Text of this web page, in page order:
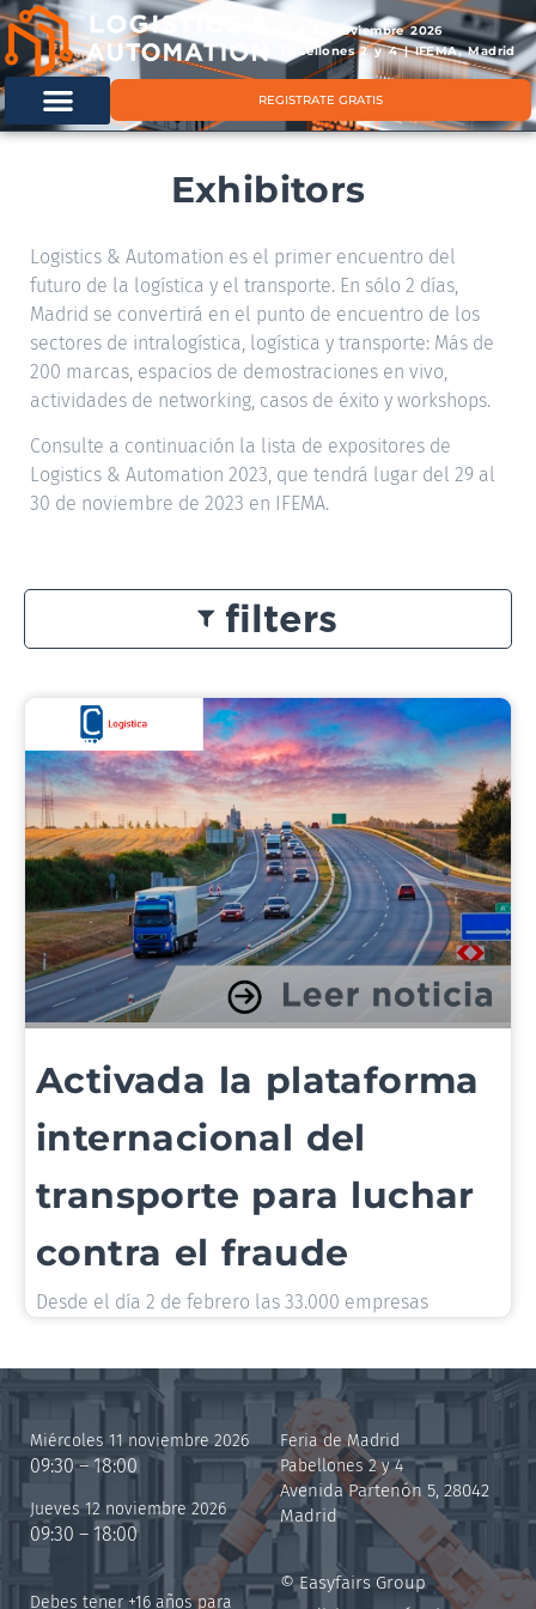
11 & 12 noviembre 2026
Pabellones 2 y 4 | IFEMA, Madrid
REGISTRATE GRATIS
Exhibitors
Logistics & Automation es el primer encuentro del
futuro de la logística y el transporte. En sólo 2 días,
Madrid se convertirá en el punto de encuentro de los
sectores de intralogística, logística y transporte: Más de
200 marcas, espacios de demostraciones en vivo,
actividades de networking, casos de éxito y workshops.
Consulte a continuación la lista de expositores de
Logistics & Automation 2023, que tendrá lugar del 29 al
30 de noviembre de 2023 en IFEMA.
filters
Activada la plataforma
internacional del
transporte para luchar
contra el fraude
Desde el día 2 de febrero las 33.000 empresas
Miércoles 11 noviembre 2026
09:30 – 18:00
Jueves 12 noviembre 2026
09:30 – 18:00
Debes tener +16 años para
Feria de Madrid
Pabellones 2 y 4
Avenida Partenón 5, 28042
Madrid
© Easyfairs Group